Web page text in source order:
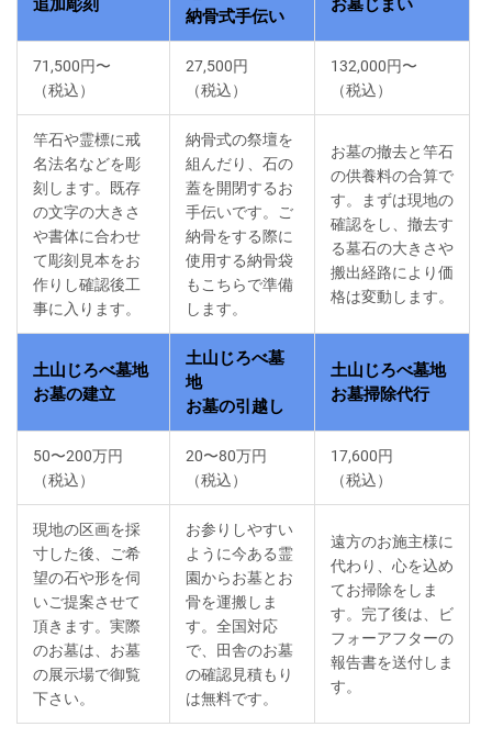
追加彫刻
納骨式手伝い
お墓じまい
71,500円〜
（税込）
27,500円
（税込）
132,000円〜
（税込）
竿石や霊標に戒
名法名などを彫
刻します。既存
の文字の大きさ
や書体に合わせ
て彫刻見本をお
作りし確認後工
事に入ります。
納骨式の祭壇を
組んだり、石の
蓋を開閉するお
手伝いです。ご
納骨をする際に
使用する納骨袋
もこちらで準備
します。
お墓の撤去と竿石
の供養料の合算で
す。まずは現地の
確認をし、撤去す
る墓石の大きさや
搬出経路により価
格は変動します。
土山じろべ墓地
お墓の建立
土山じろべ墓
地
お墓の引越し
土山じろべ墓地
お墓掃除代行
50〜200万円
（税込）
20〜80万円
（税込）
17,600円
（税込）
現地の区画を採
寸した後、ご希
望の石や形を伺
いご提案させて
頂きます。実際
のお墓は、お墓
の展示場で御覧
下さい。
お参りしやすい
ように今ある霊
園からお墓とお
骨を運搬しま
す。全国対応
で、田舎のお墓
の確認見積もり
は無料です。
遠方のお施主様に
代わり、心を込め
てお掃除をしま
す。完了後は、ビ
フォーアフターの
報告書を送付しま
す。